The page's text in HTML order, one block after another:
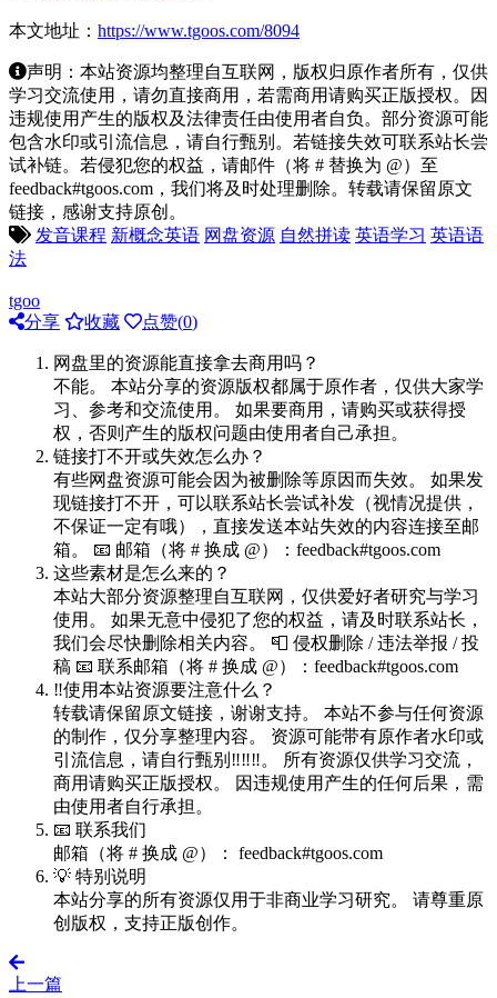
本文地址： https://www.tgoos.com/8094
声明：本站资源均整理自互联网，版权归原作者所有，仅供
学习交流使用，请勿直接商用，若需商用请购买正版授权。因
违规使用产生的版权及法律责任由使用者自负。部分资源可能
包含水印或引流信息，请自行甄别。若链接失效可联系站长尝
试补链。若侵犯您的权益，请邮件（将 # 替换为 @）至
feedback#tgoos.com，我们将及时处理删除。转载请保留原文
链接，感谢支持原创。
发音课程 新概念英语 网盘资源 自然拼读 英语学习 英语语
法
tgoo
分享
收藏 点赞(0)
网盘里的资源能直接拿去商用吗？
不能。 本站分享的资源版权都属于原作者，仅供大家学
习、参考和交流使用。 如果要商用，请购买或获得授
权，否则产生的版权问题由使用者自己承担。
链接打不开或失效怎么办？
有些网盘资源可能会因为被删除等原因而失效。 如果发
现链接打不开，可以联系站长尝试补发（视情况提供，
不保证一定有哦），直接发送本站失效的内容连接至邮
箱。 📧 邮箱（将 # 换成 @）：feedback#tgoos.com
这些素材是怎么来的？
本站大部分资源整理自互联网，仅供爱好者研究与学习
使用。 如果无意中侵犯了您的权益，请及时联系站长，
我们会尽快删除相关内容。 📮 侵权删除 / 违法举报 / 投
稿 📧 联系邮箱（将 # 换成 @）：feedback#tgoos.com
‼️使用本站资源要注意什么？
转载请保留原文链接，谢谢支持。 本站不参与任何资源
的制作，仅分享整理内容。 资源可能带有原作者水印或
引流信息，请自行甄别‼️‼️‼️。 所有资源仅供学习交流，
商用请购买正版授权。 因违规使用产生的任何后果，需
由使用者自行承担。
📧 联系我们
邮箱（将 # 换成 @）： feedback#tgoos.com
💡 特别说明
本站分享的所有资源仅用于非商业学习研究。 请尊重原
创版权，支持正版创作。
上一篇